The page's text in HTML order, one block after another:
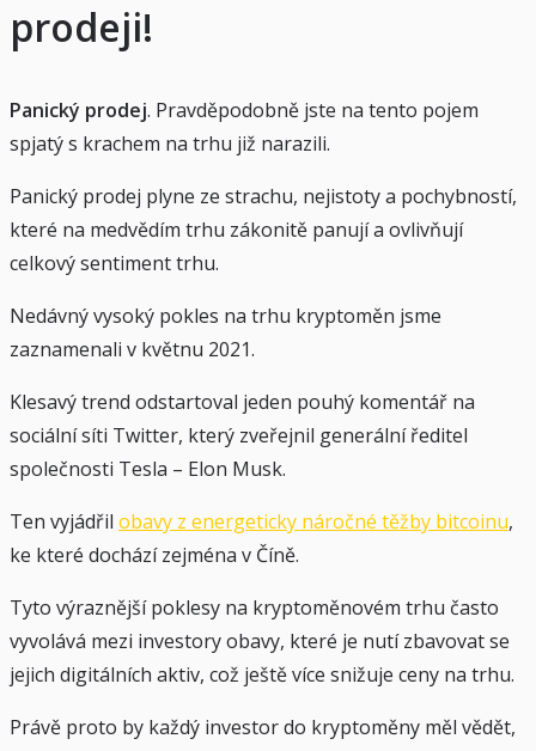
prodeji!
Panický prodej. Pravděpodobně jste na tento pojem
spjatý s krachem na trhu již narazili.
Panický prodej plyne ze strachu, nejistoty a pochybností,
které na medvědím trhu zákonitě panují a ovlivňují
celkový sentiment trhu.
Nedávný vysoký pokles na trhu kryptoměn jsme
zaznamenali v květnu 2021.
Klesavý trend odstartoval jeden pouhý komentář na
sociální síti Twitter, který zveřejnil generální ředitel
společnosti Tesla – Elon Musk.
Ten vyjádřil obavy z energeticky náročné těžby bitcoinu,
ke které dochází zejména v Číně.
Tyto výraznější poklesy na kryptoměnovém trhu často
vyvolává mezi investory obavy, které je nutí zbavovat se
jejich digitálních aktiv, což ještě více snižuje ceny na trhu.
Právě proto by každý investor do kryptoměny měl vědět,